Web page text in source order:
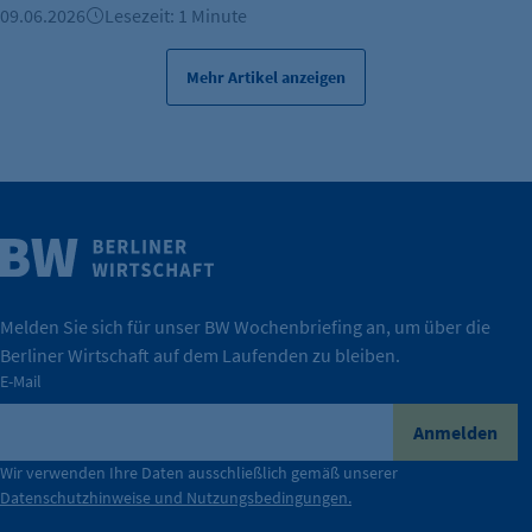
Die Unternehmer stehen stellvertretend für die Vielfalt
der Berliner Wirtschaft.
Durch ihre Perspektiven wird deutlich, was der Claim
konkret bedeutet – und wie die IHK Berlin Unternehmen
tatsächlich unterstützt.
Wirtschaft.
Weitere Infos
09.06.2026 Lesezeit: 1 Minute
Mehr Artikel anzeigen
Melden Sie sich für unser BW Wochenbriefing an, um über die
Berliner Wirtschaft auf dem Laufenden zu bleiben.
E-Mail
Anmelden
Wir verwenden Ihre Daten ausschließlich gemäß unserer
Datenschutzhinweise und Nutzungsbedingungen.